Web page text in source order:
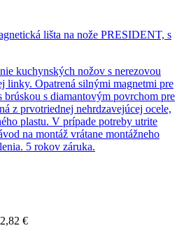
lišta na nože PRESIDENT, s
kuchynských nožov s nerezovou
linky. Opatrená silnými magnetmi pre
brúskou s diamantovým povrchom pre
z prvotriednej nehrdzavejúcej ocele,
plastu. V prípade potreby utrite
na montáž vrátane montážneho
5 rokov záruka.
€